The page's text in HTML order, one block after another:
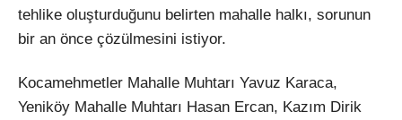
tehlike oluşturduğunu belirten mahalle halkı, sorunun
bir an önce çözülmesini istiyor.
Kocamehmetler Mahalle Muhtarı Yavuz Karaca,
Yeniköy Mahalle Muhtarı Hasan Ercan, Kazım Dirik